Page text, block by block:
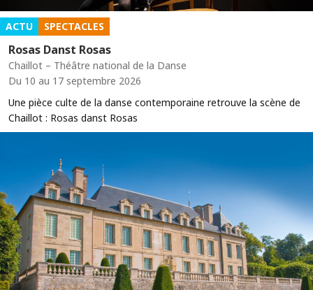
ACTU SPECTACLES
Rosas Danst Rosas
Chaillot – Théâtre national de la Danse
Du 10 au 17 septembre 2026
Une pièce culte de la danse contemporaine retrouve la scène de
Chaillot : Rosas danst Rosas